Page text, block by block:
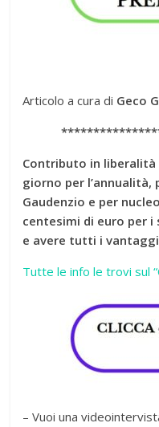
Articolo a cura di Geco
Contributo in liberalità
giorno per l’annualità,
Gaudenzio e per
centesimi di euro per i
e avere tutti i
Tutte le info le trovi sul
– Vuoi una